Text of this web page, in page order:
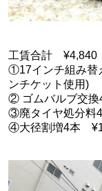
工賃合計 ¥4,840
①17インチ組み
ンチケット使用)
② ゴムバルブ交
③廃タイヤ処分料
④大径割増4本